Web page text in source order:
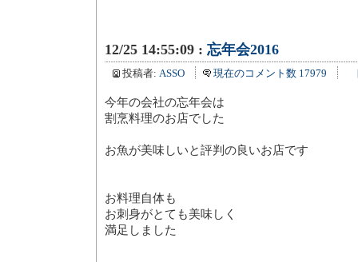
12/25 14:55:09 : 忘年会2016
投稿者: ASSO 現在のコメント数 17979
今年の会社の忘年会は
割烹料理のお店でした
お魚が美味しいと評判の良いお店です
お料理自体も
お刺身がとても美味しく
満足しました